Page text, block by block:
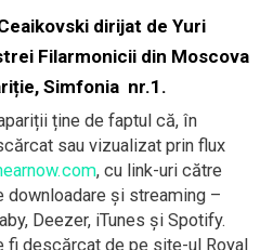
dirijat de Yuri
Filarmonicii din Moscova
Simfonia nr.1.
ține de faptul că, în
sau vizualizat prin flux
, cu link-uri către
și streaming –
Deezer, iTunes și Spotify.
fi descărcat de pe site-ul Royal